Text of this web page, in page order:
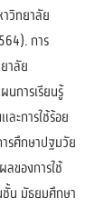
วิทยาลัย
การ
าลัย
การเรียนรู้
ละการใช้ร้อย
รศึกษาปฐมวัย
ของการใช้
ชั้น มัธยมศึกษา